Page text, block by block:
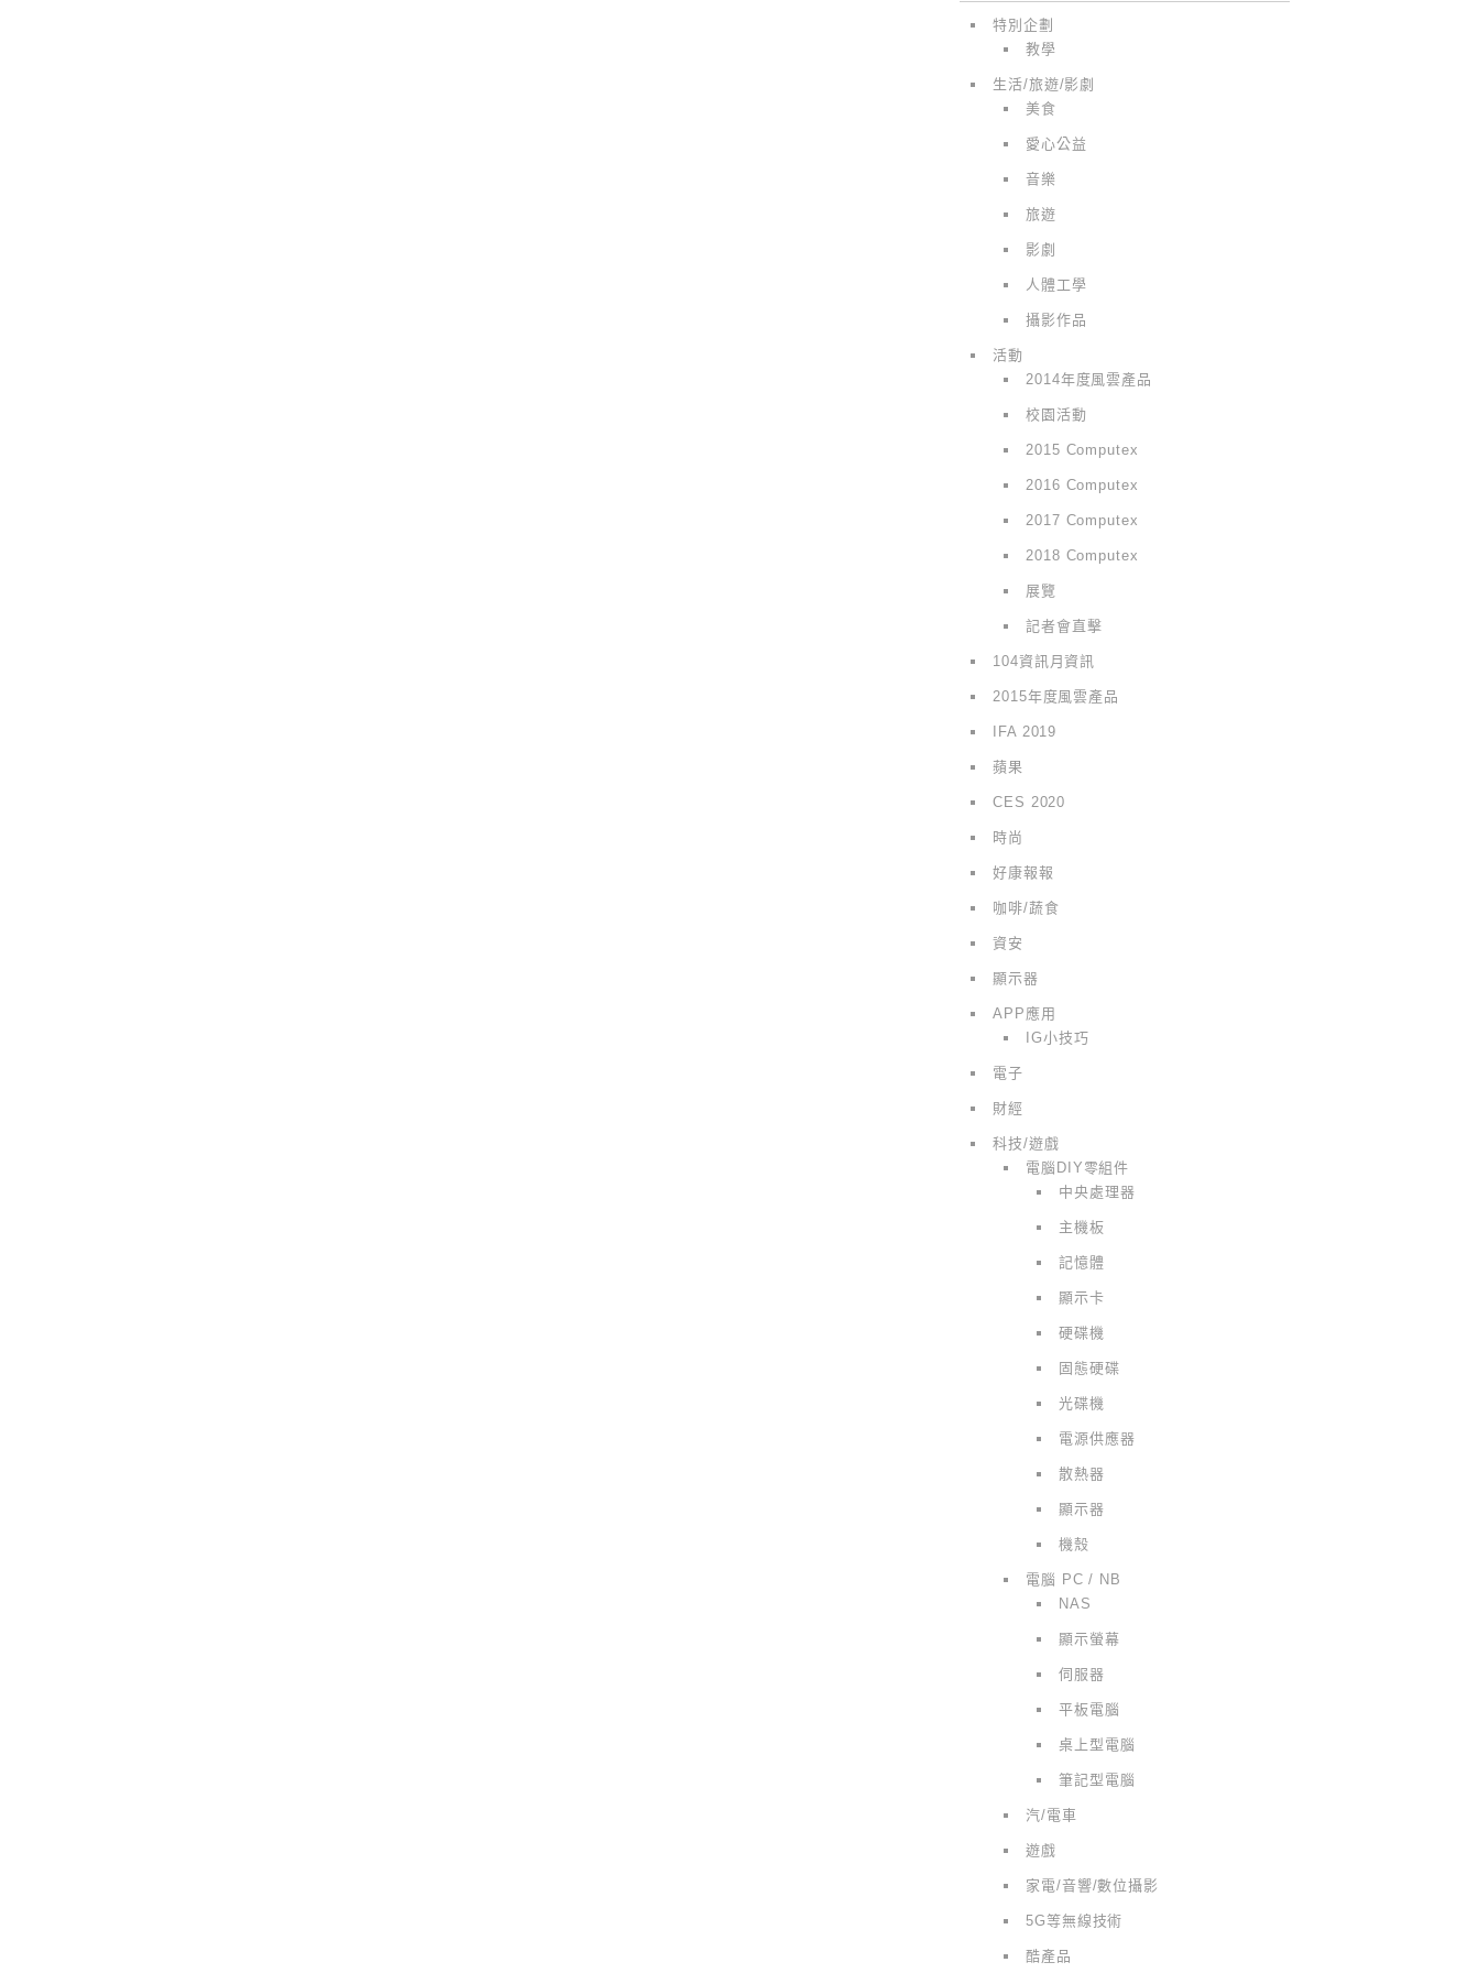
特別企劃
教學
生活/旅遊/影劇
美食
愛心公益
音樂
旅遊
影劇
人體工學
攝影作品
活動
2014年度風雲產品
校園活動
2015 Computex
2016 Computex
2017 Computex
2018 Computex
展覽
記者會直擊
104資訊月資訊
2015年度風雲產品
IFA 2019
蘋果
CES 2020
時尚
好康報報
咖啡/蔬食
資安
顯示器
APP應用
IG小技巧
電子
財經
科技/遊戲
電腦DIY零組件
中央處理器
主機板
記憶體
顯示卡
硬碟機
固態硬碟
光碟機
電源供應器
散熱器
顯示器
機殼
電腦 PC / NB
NAS
顯示螢幕
伺服器
平板電腦
桌上型電腦
筆記型電腦
汽/電車
遊戲
家電/音響/數位攝影
5G等無線技術
酷產品